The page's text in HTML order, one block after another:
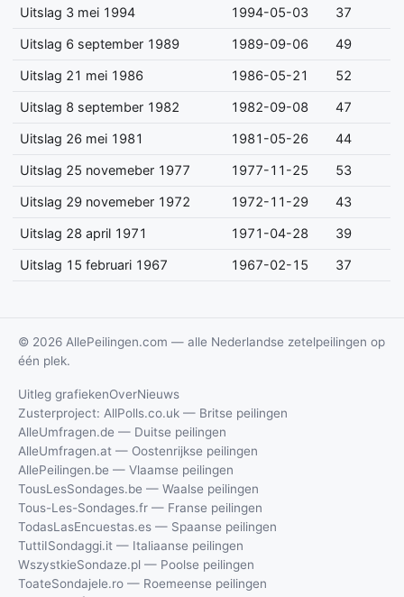
Uitslag 3 mei 1994 1994-05-03 37
Uitslag 6 september 1989 1989-09-06 49
Uitslag 21 mei 1986 1986-05-21 52
Uitslag 8 september 1982 1982-09-08 47
Uitslag 26 mei 1981 1981-05-26 44
Uitslag 25 novemeber 1977 1977-11-25 53
Uitslag 29 novemeber 1972 1972-11-29 43
Uitslag 28 april 1971 1971-04-28 39
Uitslag 15 februari 1967 1967-02-15 37
© 2026 AllePeilingen.com — alle Nederlandse zetelpeilingen op
één plek.
Uitleg grafiekenOverNieuws
Zusterproject: AllPolls.co.uk — Britse peilingen
AlleUmfragen.de — Duitse peilingen
AlleUmfragen.at — Oostenrijkse peilingen
AllePeilingen.be — Vlaamse peilingen
TousLesSondages.be — Waalse peilingen
Tous-Les-Sondages.fr — Franse peilingen
TodasLasEncuestas.es — Spaanse peilingen
TuttiISondaggi.it — Italiaanse peilingen
WszystkieSondaze.pl — Poolse peilingen
ToateSondajele.ro — Roemeense peilingen